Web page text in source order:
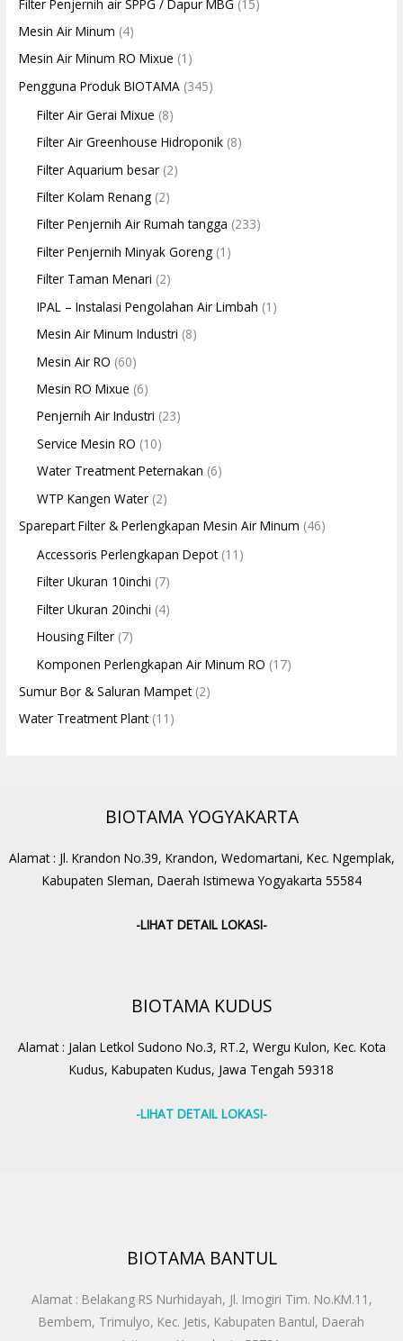
Filter Penjernih air SPPG / Dapur MBG (15)
Mesin Air Minum (4)
Mesin Air Minum RO Mixue (1)
Pengguna Produk BIOTAMA (345)
Filter Air Gerai Mixue (8)
Filter Air Greenhouse Hidroponik (8)
Filter Aquarium besar (2)
Filter Kolam Renang (2)
Filter Penjernih Air Rumah tangga (233)
Filter Penjernih Minyak Goreng (1)
Filter Taman Menari (2)
IPAL – Instalasi Pengolahan Air Limbah (1)
Mesin Air Minum Industri (8)
Mesin Air RO (60)
Mesin RO Mixue (6)
Penjernih Air Industri (23)
Service Mesin RO (10)
Water Treatment Peternakan (6)
WTP Kangen Water (2)
Sparepart Filter & Perlengkapan Mesin Air Minum (46)
Accessoris Perlengkapan Depot(11)
Filter Ukuran 10inchi (7)
Filter Ukuran 20inchi (4)
Housing Filter (7)
Komponen Perlengkapan Air Minum RO (17)
Sumur Bor & Saluran Mampet(2)
Water Treatment Plant(11)
BIOTAMA YOGYAKARTA
Alamat : Jl. Krandon No.39, Krandon, Wedomartani, Kec. Ngemplak,
Kabupaten Sleman, Daerah Istimewa Yogyakarta 55584
-LIHAT DETAIL LOKASI-
BIOTAMA KUDUS
Alamat : Jalan Letkol Sudono No.3, RT.2, Wergu Kulon, Kec. Kota
Kudus, Kabupaten Kudus, Jawa Tengah 59318
-LIHAT DETAIL LOKASI-
BIOTAMA BANTUL
Alamat : Belakang RS Nurhidayah, Jl. Imogiri Tim. No.KM.11,
Bembem, Trimulyo, Kec. Jetis, Kabupaten Bantul, Daerah